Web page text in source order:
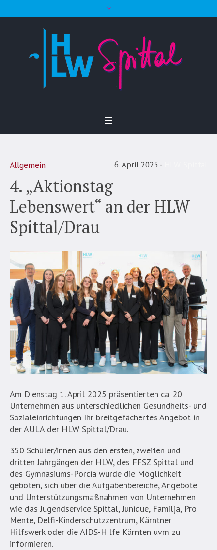
6. April 2025
Allgemein
4. „Aktionstag
Lebenswert“ an der HLW
Spittal/Drau
Am Dienstag 1. April 2025 präsentierten ca. 20
Unternehmen aus unterschiedlichen Gesundheits- und
Sozialeinrichtungen Ihr breitgefächertes Angebot in
der AULA der HLW Spittal/Drau.
350 Schüler/innen aus den ersten, zweiten und
dritten Jahrgängen der HLW, des FFSZ Spittal und
des Gymnasiums-Porcia wurde die Möglichkeit
geboten, sich über die Aufgabenbereiche, Angebote
und Unterstützungsmaßnahmen von Unternehmen
wie das Jugendservice Spittal, Junique, Familja, Pro
Mente, Delfi-Kinderschutzzentrum, Kärntner
Hilfswerk oder die AIDS-Hilfe Kärnten uvm. zu
informieren.